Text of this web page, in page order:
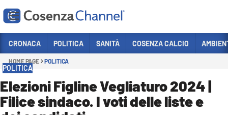
Sezioni
CRONACA
POLITICA
CRONACA POLITICA SANITÀ COSENZA CALCIO
HOME PAGE POLITICA
POLITICA
Elezioni Figline Vegliaturo 2024 |
Filice sindaco. I voti delle liste e